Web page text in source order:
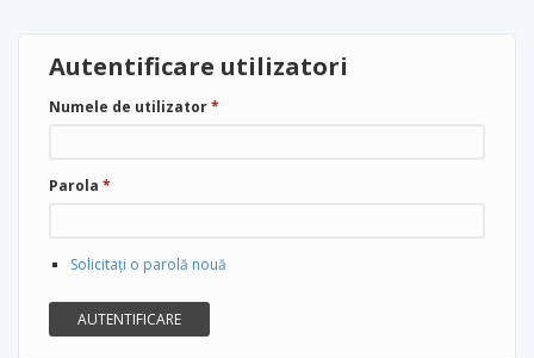
Autentificare utilizatori
Numele de utilizator*
Parola *
Solicitaţi o parolă nouă